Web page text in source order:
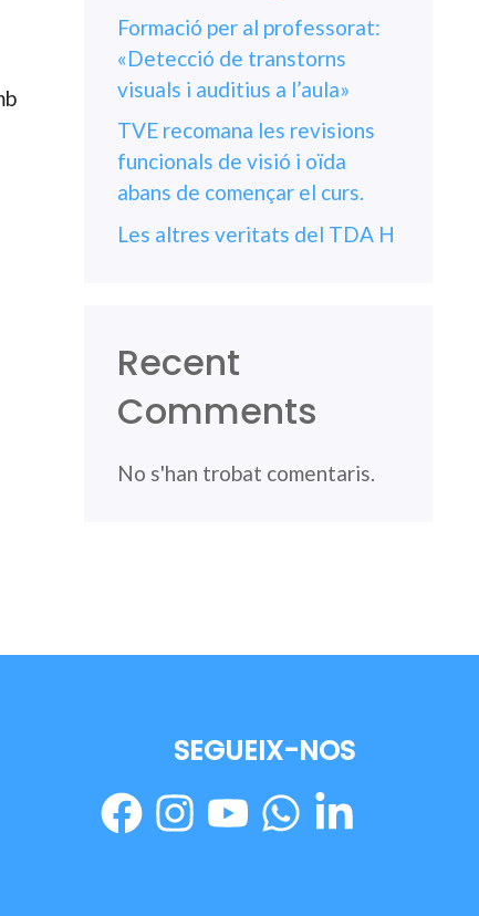
Formació per al professorat:
«Detecció de transtorns
visuals i auditius a l’aula»
TVE recomana les revisions
funcionals de visió i oïda
abans de començar el curs.
Les altres veritats del TDA H
Recent
Comments
No s'han trobat comentaris.
SEGUEIX-NOS